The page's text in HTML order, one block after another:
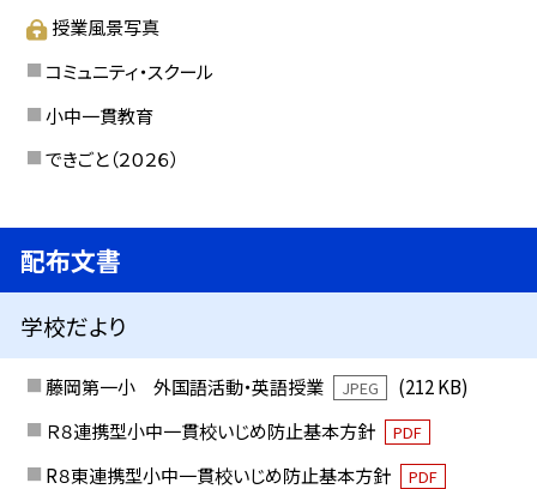
授業風景写真
コミュニティ・スクール
小中一貫教育
できごと（２０２６）
配布文書
学校だより
藤岡第一小 外国語活動・英語授業 JPEG
(212 KB)
Ｒ８連携型小中一貫校いじめ防止基本方針
PDF
R８東連携型小中一貫校いじめ防止基本方針 PDF